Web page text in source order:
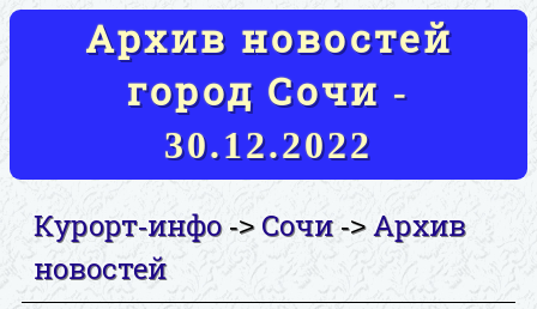
Архив новостей
город Сочи -
30.12.2022
Курорт-инфо-> Сочи->Архив
новостей